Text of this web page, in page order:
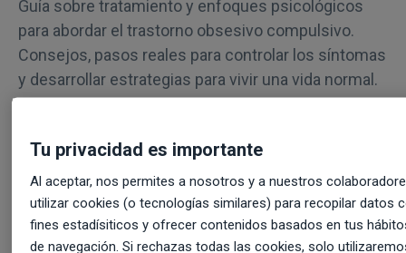
Guía sobre tratamiento y enfoques psicológicos
para abordar el trastorno obsesivo compulsivo.
Consejos, pasos reales para controlar los síntomas
y desarrollar estrategias para vivir una vida normal.
Tu privacidad es importante
Al aceptar, nos permites a nosotros y a nuestros
utilizar cookies (o tecnologías similares) para recopilar datos
fines estadísiticos y ofrecer contenidos basados en tus
de navegación. Si rechazas todas las cookies, solo